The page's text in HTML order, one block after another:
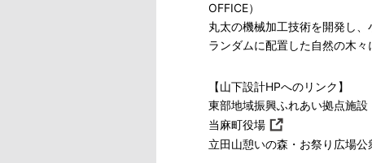
OFFICE）
丸太の機械加工技術を開発し
ランダムに配置した自然の木々
【山下設計HPへのリンク】
東部地域振興ふれあい拠点施設
当麻町役場
立田山憩いの森・お祭り広場公